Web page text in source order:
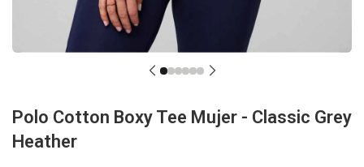
Polo Cotton Boxy Tee Mujer - Classic Grey
Heather